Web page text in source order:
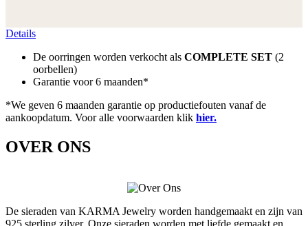
Details
De oorringen worden verkocht als COMPLETE SET (2
oorbellen)
Garantie voor 6 maanden*
*We geven 6 maanden garantie op productiefouten vanaf de
aankoopdatum. Voor alle voorwaarden klik hier.
OVER ONS
De sieraden van KARMA Jewelry worden handgemaakt en zijn van